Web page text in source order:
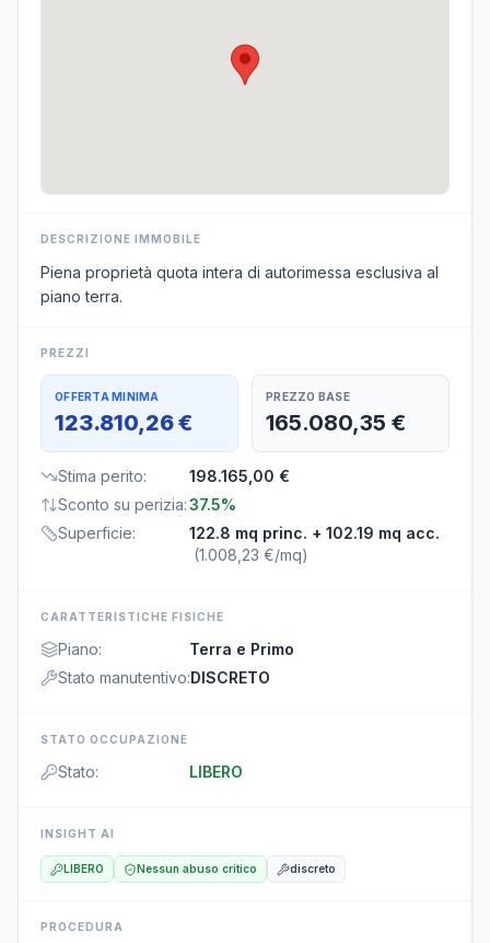
DESCRIZIONE IMMOBILE
Piena proprietà quota intera di autorimessa esclusiva al
piano terra.
PREZZI
OFFERTA MINIMA
123.810,26 €
PREZZO BASE
165.080,35 €
Stima perito:
198.165,00 €
Sconto su perizia:37.5%
Superficie: 122.8 mq princ. + 102.19 mq acc.
(1.008,23 €/mq)
CARATTERISTICHE FISICHE
Piano:
Terra e Primo
Stato manutentivo:DISCRETO
STATO OCCUPAZIONE
Stato: LIBERO
INSIGHT AI
LIBERO Nessun abuso critico discreto
PROCEDURA